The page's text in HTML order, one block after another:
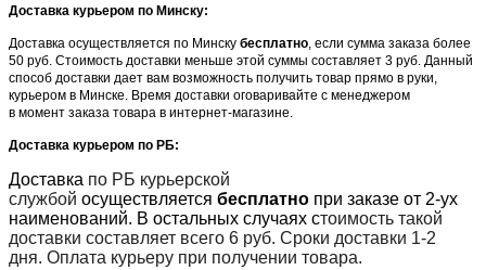
Доставка курьером по Минску:
Доставка осуществляется по Минску бесплатно, если сумма заказа более
50 руб. Стоимость доставки меньше этой суммы составляет 3 руб. Данный
способ доставки дает вам возможность получить товар прямо в руки,
курьером в Минске. Время доставки оговаривайте с менеджером
в момент заказа товара в интернет-магазине.
Доставка курьером по РБ:
Доставка по РБ курьерской
службой осуществляется бесплатно при заказе от 2-ух
наименований. В остальных случаях стоимость такой
доставки составляет всего 6 руб. Сроки доставки 1-2
дня. Оплата курьеру при получении товара.